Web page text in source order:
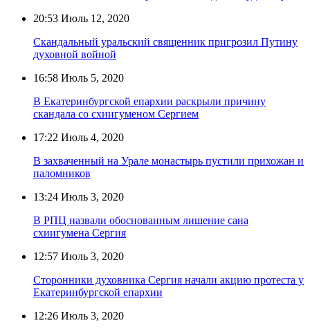
20:53 Июль 12, 2020
Скандальный уральский священник пригрозил Путину
духовной войной
16:58 Июль 5, 2020
В Екатеринбургской епархии раскрыли причину
скандала со схиигуменом Сергием
17:22 Июль 4, 2020
В захваченный на Урале монастырь пустили прихожан и
паломников
13:24 Июль 3, 2020
В РПЦ назвали обоснованным лишение сана
схиигумена Сергия
12:57 Июль 3, 2020
Сторонники духовника Сергия начали акцию протеста у
Екатеринбургской епархии
12:26 Июль 3, 2020